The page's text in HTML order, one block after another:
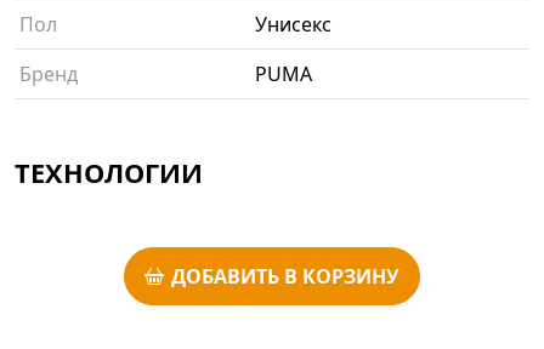
Пол
Унисекс
Бренд
PUMA
ТЕХНОЛОГИИ
ДОБАВИТЬ В КОРЗИНУ